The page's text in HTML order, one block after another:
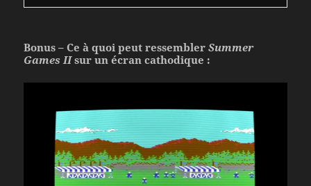
Bonus – Ce à quoi peut ressemblerSummer
Games IIsur un écran cathodique :